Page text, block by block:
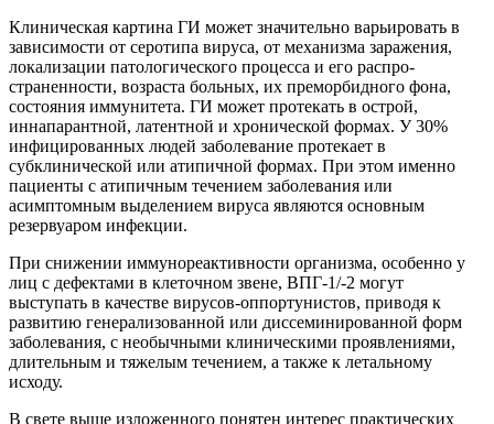
Клиническая картина ГИ может значительно варьировать в
зависимости от серотипа вируса, от механизма заражения,
локализации патологического процесса и его распро-
страненности, возраста больных, их преморбидного фона,
состояния иммунитета. ГИ может протекать в острой,
иннапарантной, латентной и хронической формах. У 30%
инфицированных людей заболевание протекает в
субклинической или атипичной формах. При этом именно
пациенты с атипичным течением заболевания или
асимптомным выделением вируса являются основным
резервуаром инфекции.
При снижении иммунореактивности организма, особенно у
лиц с дефектами в клеточном звене, ВПГ-1/-2 могут
выступать в качестве вирусов-оппортунистов, приводя к
развитию генерализованной или диссеминированной форм
заболевания, с необычными клиническими проявлениями,
длительным и тяжелым течением, а также к летальному
исходу.
В свете выше изложенного понятен интерес практических